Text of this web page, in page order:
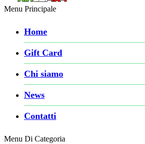
Menu Principale
Home
Gift Card
Chi siamo
News
Contatti
Menu Di Categoria